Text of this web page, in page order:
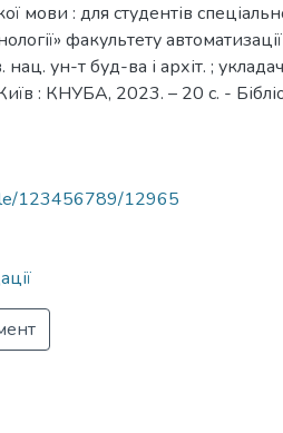
мови : для студентів
факультету
ун-т буд-ва і архіт. ;
: КНУБА, 2023. – 20 с. -
123456789/12965